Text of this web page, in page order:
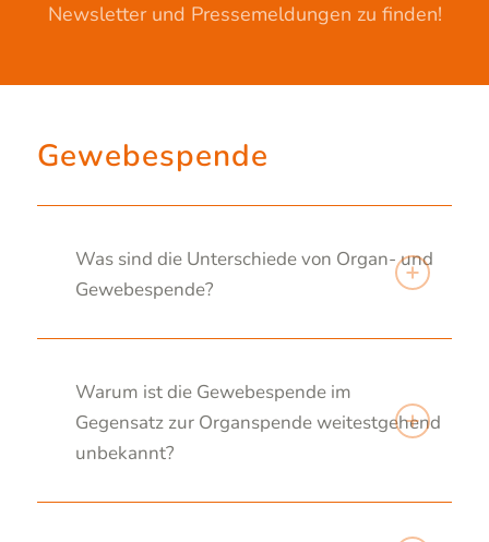
Newsletter und Pressemeldungen zu finden!
Gewebespende
Was sind die Unterschiede von Organ- und
Gewebespende?
Warum ist die Gewebespende im
Gegensatz zur Organspende weitestgehend
unbekannt?